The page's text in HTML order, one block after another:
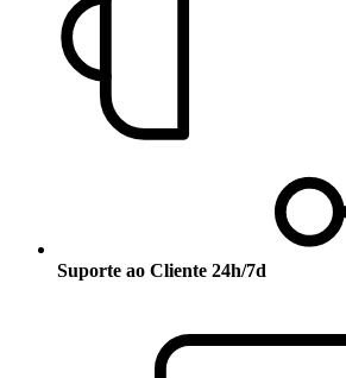
Suporte ao Cliente 24h/7d